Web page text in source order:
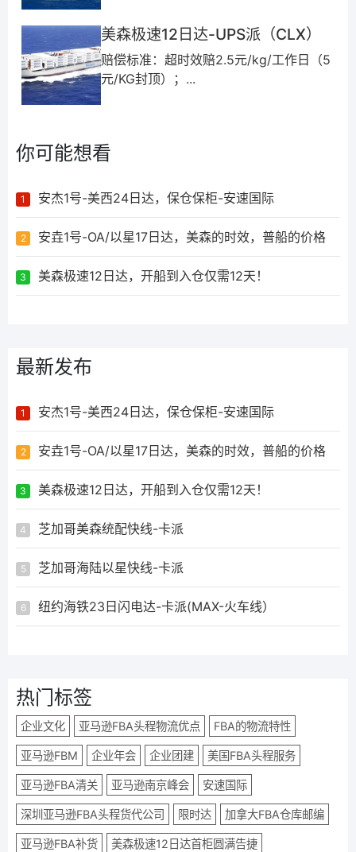
美森极速12日达-UPS派（CLX）
赔偿标准：超时效赔2.5元/kg/工作日（5
元/KG封顶）；...
你可能想看
1 安杰1号-美西24日达，保仓保柜-安速国际
2 安垚1号-OA/以星17日达，美森的时效，普船的价格
3 美森极速12日达，开船到入仓仅需12天！
最新发布
1 安杰1号-美西24日达，保仓保柜-安速国际
2 安垚1号-OA/以星17日达，美森的时效，普船的价格
3 美森极速12日达，开船到入仓仅需12天！
4 芝加哥美森统配快线-卡派
5 芝加哥海陆以星快线-卡派
6 纽约海铁23日闪电达-卡派(MAX-火车线）
热门标签
企业文化 亚马逊FBA头程物流优点 FBA的物流特性
亚马逊FBM 企业年会 企业团建 美国FBA头程服务
亚马逊FBA清关 亚马逊南京峰会 安速国际
深圳亚马逊FBA头程货代公司 限时达 加拿大FBA仓库邮编
亚马逊FBA补货 美森极速12日达首柜圆满告捷